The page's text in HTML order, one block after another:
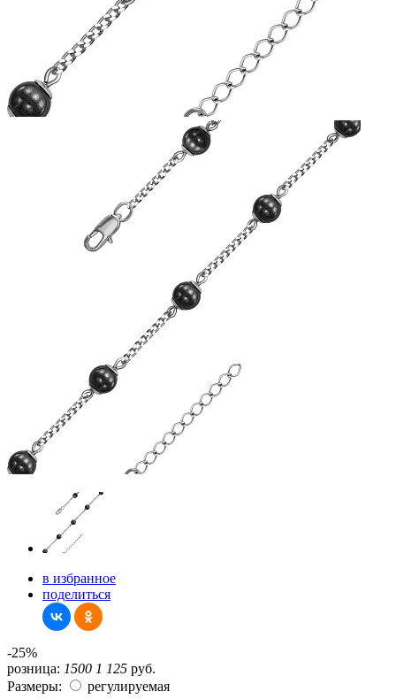
в избранное
поделиться
-25%
розница: 1500 1 125 руб.
Размеры:
регулируемая